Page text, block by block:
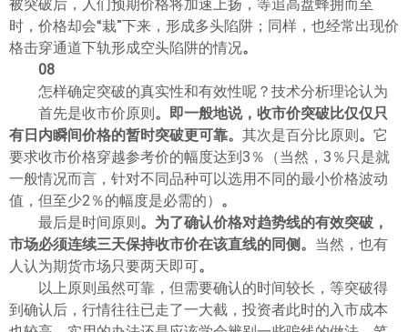
时，价格却会“栽”下来，形成多头陷阱；同样，也经常出现价
格击穿通道下轨形成空头陷阱的情况。
08
怎样确定突破的真实性和有效性呢？技术分析理论认为
首先是收市价原则。 即一般地说，收市价突破比仅仅只
有日内瞬间价格的暂时突破更可靠。 其次是百分比原则。 它
要求收市价格穿越参考价的幅度达到3％（当然，3％只是就
一般情况而言，针对不同品种可以选用不同的最小价格波动
值，但至少2％的幅度是必需的） 。
最后是时间原则。 为了确认价格对趋势线的有效突破，
市场必须连续三天保持收市价在该直线的同侧。 当然，也有
人认为期货市场只要两天即可。
以上原则虽然可靠，但需要确认的时间较长，等突破得
到确认后，行情往往已走了一大截，投资者此时的入市成本